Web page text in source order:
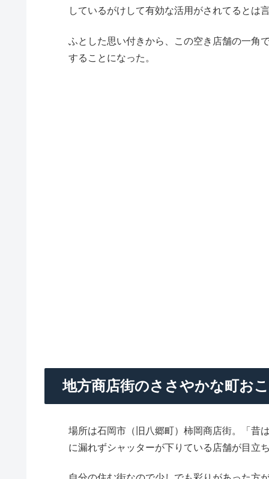
しているがけして有効な活用がされてるとは
ふとした思い付きから、この空き店舗の一角
することになった。
地方商店街のささやかな町お
場所は石岡市（旧八郷町）柿岡商店街。「昔
に漏れずシャッターが下りている店舗が目立